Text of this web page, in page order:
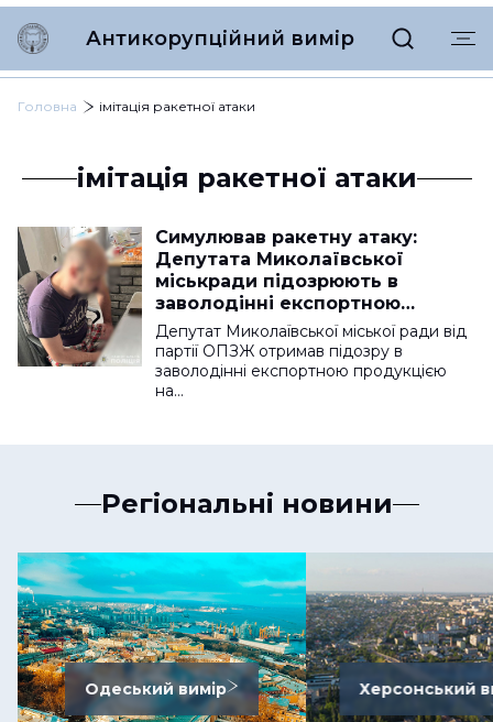
Антикорупційний вимір
Головна імітація ракетної атаки
імітація ракетної атаки
Симулював ракетну атаку:
Депутата Миколаївської
міськради підозрюють в
заволодінні експортною
продукцією
Депутат Миколаївської міської ради від
партії ОПЗЖ отримав підозру в
заволодінні експортною продукцією
на…
Регіональні новини
Одеський вимір Херсонський